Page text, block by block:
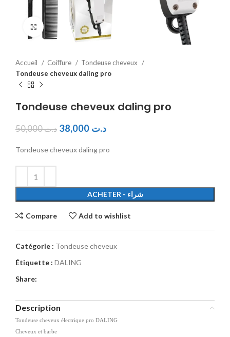
Click to enlarge
Accueil Coiffure
Tondeuse cheveux
Tondeuse cheveux daling pro
Tondeuse cheveux daling pro
د.ت50,000 د.ت
Tondeuse cheveux daling pro
ACHETER - شراء
Compare Add to wishlist
Catégorie : Tondeuse cheveux
Étiquette : DALING
Share:
Description
Tondeuse cheveux électrique pro DALING
Cheveux et barbe